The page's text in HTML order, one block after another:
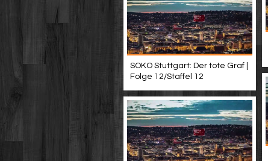
SOKO Stuttgart: Der tote Graf |
Folge 12/Staffel 12